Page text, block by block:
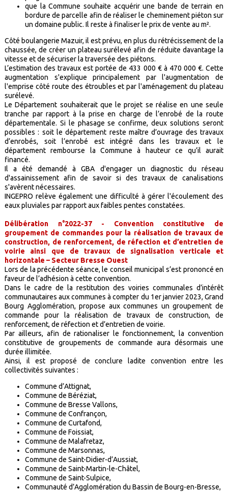
que la Commune souhaite acquérir une bande de terrain en
bordure de parcelle afin de réaliser le cheminement piéton sur
un domaine public. Il reste à finaliser le prix de vente au m².
Côté boulangerie Mazuir, il est prévu, en plus du rétrécissement de la
chaussée, de créer un plateau surélevé afin de réduite davantage la
vitesse et de sécuriser la traversée des piétons.
L’estimation des travaux est portée de 433 000 € à 470 000 €. Cette
augmentation s'explique principalement par l'augmentation de
l'emprise côté route des étroubles et par l'aménagement du plateau
surélevé.
Le Département souhaiterait que le projet se réalise en une seule
tranche par rapport à la prise en charge de l’enrobé de la route
départementale. Si le phasage se confirme, deux solutions seront
possibles : soit le département reste maître d’ouvrage des travaux
d’enrobés, soit l’enrobé est intégré dans les travaux et le
département rembourse la Commune à hauteur ce qu’il aurait
financé.
Il a été demandé à GBA d'engager un diagnostic du réseau
d'assainissement afin de savoir si des travaux de canalisations
s'avèrent nécessaires.
INGEPRO relève également une difficulté à gérer l'écoulement des
eaux pluviales par rapport aux faibles pentes constatées.
Délibération n°2022-37 - Convention constitutive de
groupement de commandes pour la réalisation de travaux de
construction, de renforcement, de réfection et d’entretien de
voirie ainsi que de travaux de signalisation verticale et
horizontale – Secteur Bresse Ouest
Lors de la précédente séance, le conseil municipal s’est prononcé en
faveur de l’adhésion à cette convention.
Dans le cadre de la restitution des voiries communales d’intérêt
communautaires aux communes à compter du 1er janvier 2023, Grand
Bourg Agglomération, propose aux communes un groupement de
commande pour la réalisation de travaux de construction, de
renforcement, de réfection et d’entretien de voirie.
Par ailleurs, afin de rationaliser le fonctionnement, la convention
constitutive de groupements de commande aura désormais une
durée illimitée.
Ainsi, il est proposé de conclure ladite convention entre les
collectivités suivantes :
Commune d’Attignat,
Commune de Béréziat,
Commune de Bresse Vallons,
Commune de Confrançon,
Commune de Curtafond,
Commune de Foissiat,
Commune de Malafretaz,
Commune de Marsonnas,
Commune de Saint-Didier-d’Aussiat,
Commune de Saint-Martin-le-Châtel,
Commune de Saint-Sulpice,
Communauté d’Agglomération du Bassin de Bourg-en-Bresse,